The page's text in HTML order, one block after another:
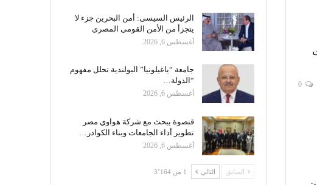
الرئيس السيسى: أمن البحرين جزء لا
يتجزأ من الأمن القومى المصرى
أغسطس 6, 2026
جامعة “ياغيلونيا” البولندية تحلل مفهوم
“الدولة…
أغسطس 6, 2026
قنصوة يبحث مع شركة هواوي مصر
تطوير أداء الجامعات وبناء الكوادر…
أغسطس 6, 2026
السابق التالي 1 من 3٬164